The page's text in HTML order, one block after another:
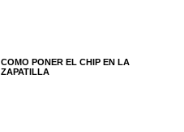
COMO PONER EL CHIP EN LA
ZAPATILLA